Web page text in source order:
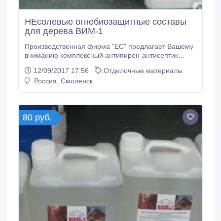
НЕсолевые огнебиозащитные составы
для дерева ВИМ-1
Производственная фирма "ЕС" предлагает Вашему
вниманию комплексный антипирен-антисептик
применение до -20 градусов по цельсию.(В отличие
от солевых составов.) Данные составы прекрасно
12/09/2017 17:56
Отделочные материалы
Россия, Смоленск
80 руб.